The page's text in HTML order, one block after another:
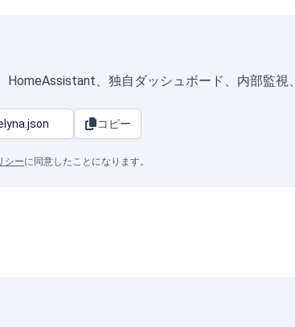
、独自ダッシュボード、内部監視
コピー
シーに同意したことになります。